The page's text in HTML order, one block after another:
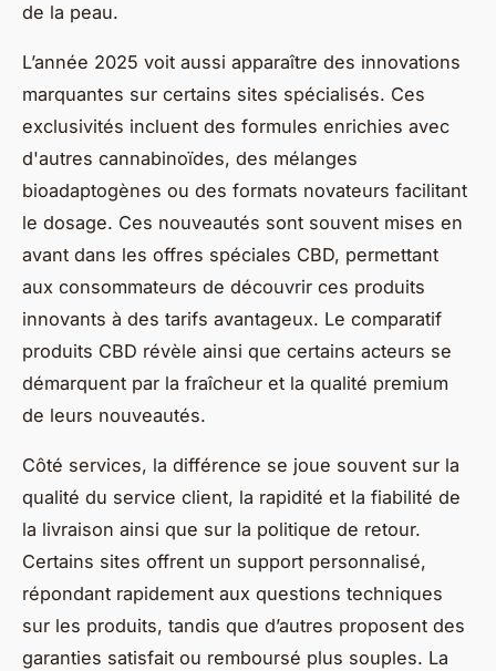
de la peau.
L’année 2025 voit aussi apparaître des innovations
marquantes sur certains sites spécialisés. Ces
exclusivités incluent des formules enrichies avec
d'autres cannabinoïdes, des mélanges
bioadaptogènes ou des formats novateurs facilitant
le dosage. Ces nouveautés sont souvent mises en
avant dans les offres spéciales CBD, permettant
aux consommateurs de découvrir ces produits
innovants à des tarifs avantageux. Le comparatif
produits CBD révèle ainsi que certains acteurs se
démarquent par la fraîcheur et la qualité premium
de leurs nouveautés.
Côté services, la différence se joue souvent sur la
qualité du service client, la rapidité et la fiabilité de
la livraison ainsi que sur la politique de retour.
Certains sites offrent un support personnalisé,
répondant rapidement aux questions techniques
sur les produits, tandis que d’autres proposent des
garanties satisfait ou remboursé plus souples. La